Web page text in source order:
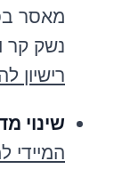
מאסר
נשק קר
רישיון
שינוי
המיידי